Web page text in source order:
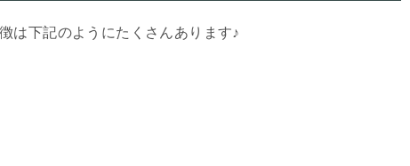
は下記のようにたくさんあります♪